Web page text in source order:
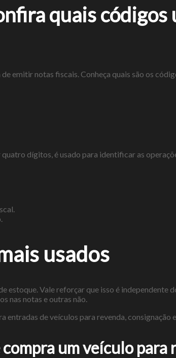
quais códigos
emitir notas fiscais. Conheça quais são os
dígitos, é usado para identificar as
usados
estoque. Vale reforçar que isso é
nas notas e outras não.
entradas de veículos para revenda, consignação
um veículo para